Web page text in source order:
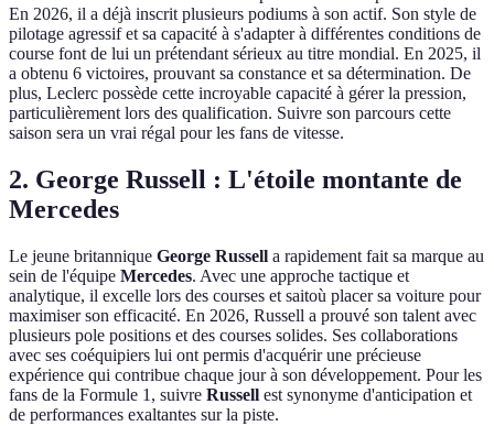
En 2026, il a déjà inscrit plusieurs podiums à son actif. Son style de
pilotage agressif et sa capacité à s'adapter à différentes conditions de
course font de lui un prétendant sérieux au titre mondial. En 2025, il
a obtenu 6 victoires, prouvant sa constance et sa détermination. De
plus, Leclerc possède cette incroyable capacité à gérer la pression,
particulièrement lors des qualification. Suivre son parcours cette
saison sera un vrai régal pour les fans de vitesse.
2. George Russell : L'étoile montante de
Mercedes
Le jeune britannique George Russell a rapidement fait sa marque au
sein de l'équipe Mercedes. Avec une approche tactique et
analytique, il excelle lors des courses et saitoù placer sa voiture pour
maximiser son efficacité. En 2026, Russell a prouvé son talent avec
plusieurs pole positions et des courses solides. Ses collaborations
avec ses coéquipiers lui ont permis d'acquérir une précieuse
expérience qui contribue chaque jour à son développement. Pour les
fans de la Formule 1, suivre Russell est synonyme d'anticipation et
de performances exaltantes sur la piste.